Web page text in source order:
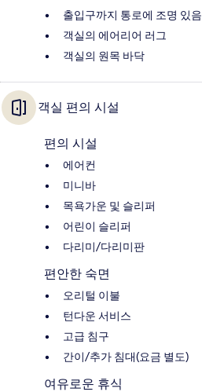
출입구까지 통로에 조명 있음
객실의 에어리어 러그
객실의 원목 바닥
객실 편의 시설
편의 시설
에어컨
미니바
목욕가운 및 슬리퍼
어린이 슬리퍼
다리미/다리미판
편안한 숙면
오리털 이불
턴다운 서비스
고급 침구
간이/추가 침대(요금 별도)
여유로운 휴식